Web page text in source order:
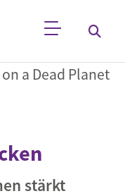
stärkt